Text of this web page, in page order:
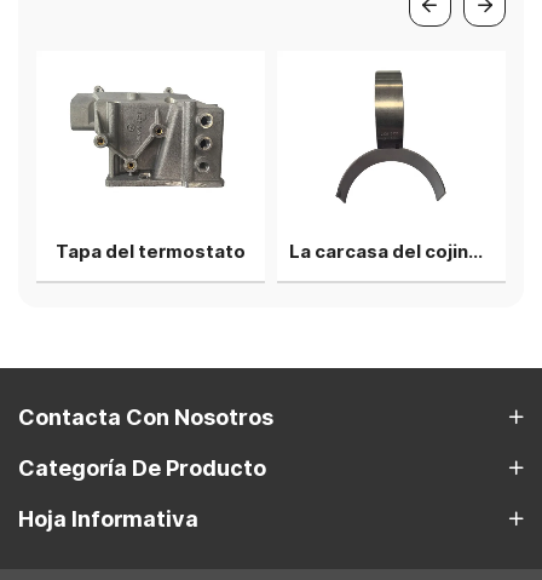
Tapa del termostato La carcasa del cojinete de biela superior
Contacta Con Nosotros
Categoría De Producto
Hoja Informativa